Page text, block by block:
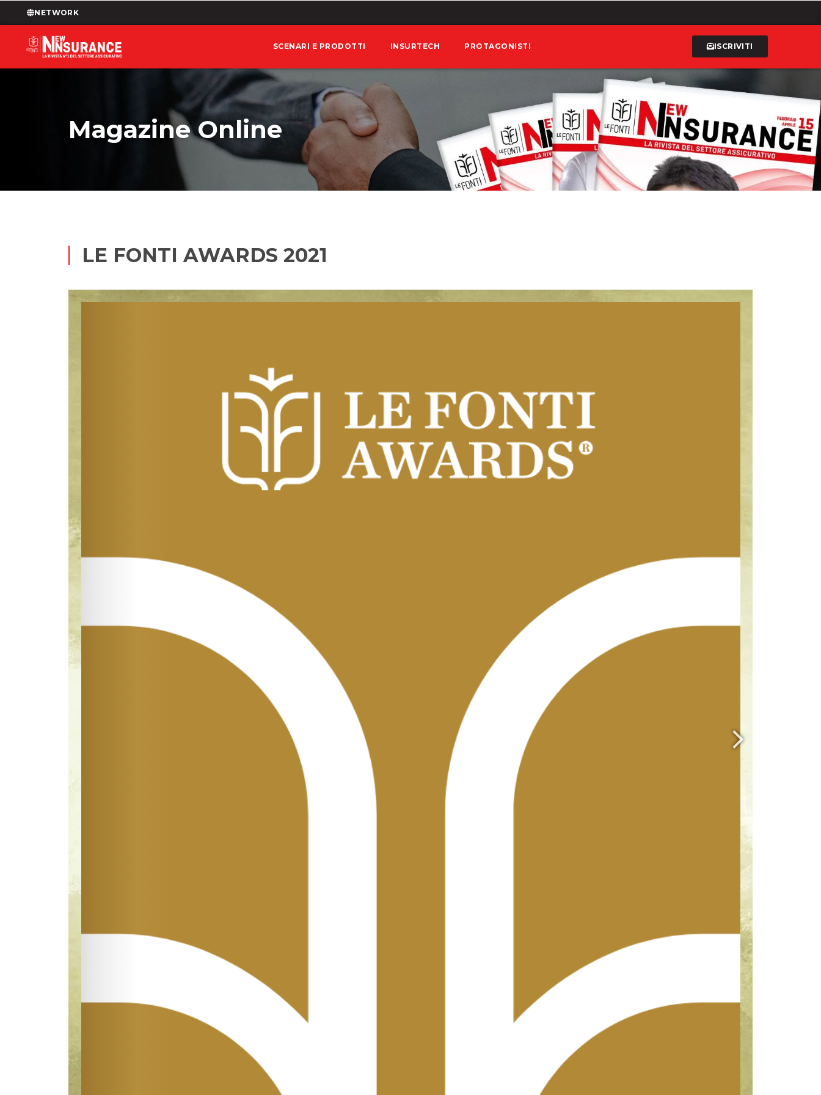
NETWORK
SCENARI E PRODOTTI INSURTECH PROTAGONISTI ISCRIVITI
Magazine Online
LE FONTI AWARDS 2021